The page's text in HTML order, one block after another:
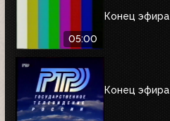
05:00
Конец эфира
Конец эфира